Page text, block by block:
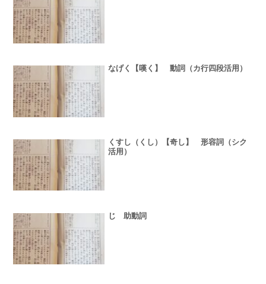
なげく【嘆く】 動詞（カ行四段活用）
くすし（くし）【奇し】 形容詞（シク
活用）
じ 助動詞